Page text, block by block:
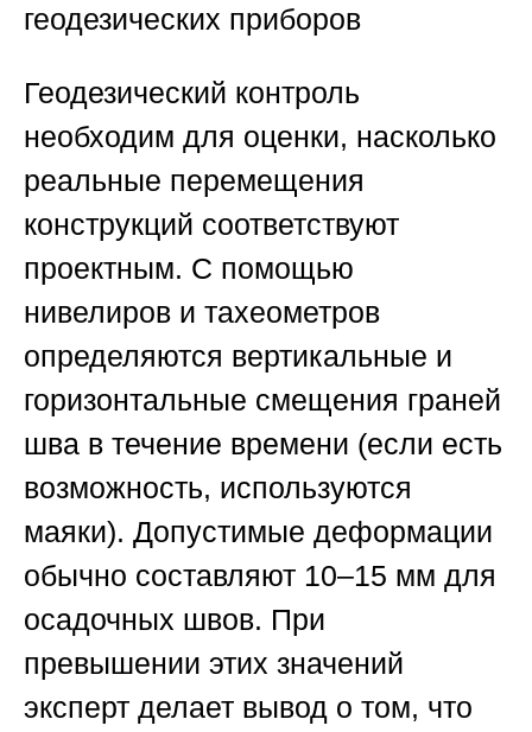
геодезических приборов
Геодезический контроль
необходим для оценки, насколько
реальные перемещения
конструкций соответствуют
проектным. С помощью
нивелиров и тахеометров
определяются вертикальные и
горизонтальные смещения граней
шва в течение времени (если есть
возможность, используются
маяки). Допустимые деформации
обычно составляют 10–15 мм для
осадочных швов. При
превышении этих значений
эксперт делает вывод о том, что